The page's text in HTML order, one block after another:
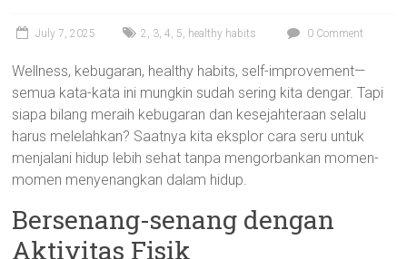
July 7, 2025 2 , 3,4, 5, healthy habits 0 Comment
Wellness, kebugaran, healthy habits, self-improvement—
semua kata-kata ini mungkin sudah sering kita dengar. Tapi
siapa bilang meraih kebugaran dan kesejahteraan selalu
harus melelahkan? Saatnya kita eksplor cara seru untuk
menjalani hidup lebih sehat tanpa mengorbankan momen-
momen menyenangkan dalam hidup.
Bersenang-senang dengan
Aktivitas Fisik